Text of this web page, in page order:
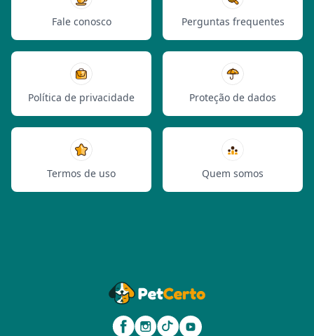
Fale conosco Perguntas frequentes
Política de privacidade Proteção de dados
Termos de uso Quem somos